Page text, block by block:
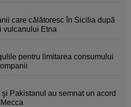
care călătoresc în Sicilia după
vulcanului Etna
pentru limitarea consumului
Pakistanul au semnat un acord